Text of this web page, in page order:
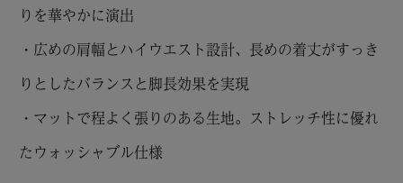
りを華やかに演出
・広めの肩幅とハイウエスト設計、長めの着丈がすっき
りとしたバランスと脚長効果を実現
・マットで程よく張りのある生地。ストレッチ性に優れ
たウォッシャブル仕様